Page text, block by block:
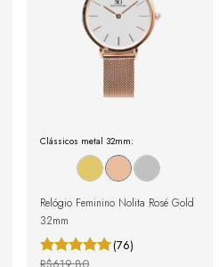
Clássicos metal 32mm:
Relógio Feminino Nolita Rosé Gold
32mm
(76)